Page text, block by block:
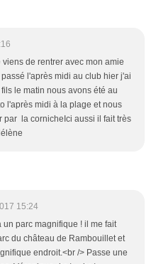
de rentrer avec mon amie
l'après midi au club hier j'ai
le matin nous avons été au
l'après midi à la plage et nous
par la cornicheIci aussi il fait très
15:24
un parc magnifique ! il me fait
du château de Rambouillet et
endroit.<br /> Passe une